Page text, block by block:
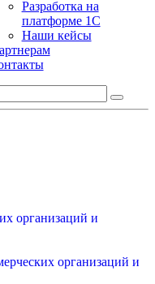
Разработка на
платформе 1С
Наши кейсы
организаций и
организаций и